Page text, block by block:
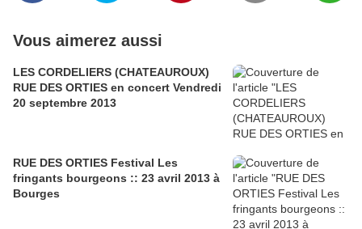
Vous aimerez aussi
LES CORDELIERS (CHATEAUROUX)
RUE DES ORTIES en concert Vendredi
20 septembre 2013
RUE DES ORTIES Festival Les
fringants bourgeons :: 23 avril 2013 à
Bourges